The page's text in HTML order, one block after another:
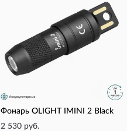
Фонарь OLIGHT IMINI 2 Black
2 530 руб.